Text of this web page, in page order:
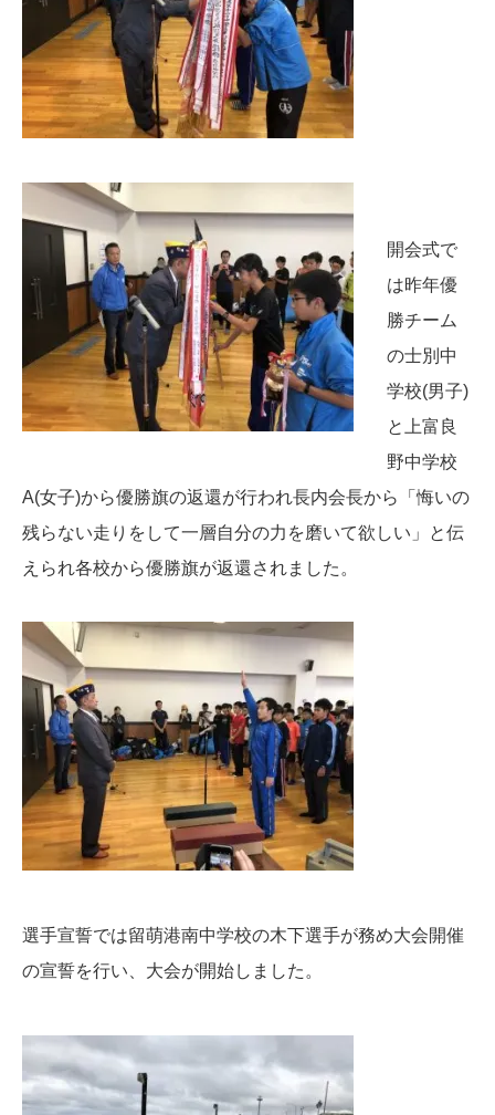
開会式で
は昨年優
勝チーム
の士別中
学校(男子)
と上富良
野中学校
A(女子)から優勝旗の返還が行われ長内会長から「悔いの
残らない走りをして一層自分の力を磨いて欲しい」と伝
えられ各校から優勝旗が返還されました。
選手宣誓では留萌港南中学校の木下選手が務め大会開催
の宣誓を行い、大会が開始しました。